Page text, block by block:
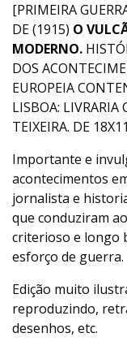
[PRIMEIRA
DE (1915) O
MODERNO.
DOS
EUROPEIA
LISBOA: LIVRARIA
TEIXEIRA. DE
Importante e
acontecimentos
jornalista e
que conduziram
criterioso e longo
esforço de guerra.
Edição muito
reproduzindo,
desenhos, etc.